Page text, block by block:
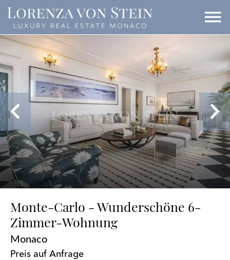
Monte-Carlo - Wunderschöne 6-
Zimmer-Wohnung
Monaco
Preis auf Anfrage